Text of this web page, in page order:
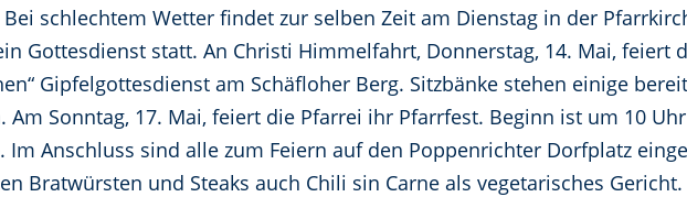
schlechtem Wetter findet zur selben Zeit am Dienstag in der
Gottesdienst statt. An Christi Himmelfahrt, Donnerstag, 14. Mai, feiert
Gipfelgottesdienst am Schäfloher Berg. Sitzbänke stehen einige
Am Sonntag, 17. Mai, feiert die Pfarrei ihr Pfarrfest. Beginn ist um 10
Im Anschluss sind alle zum Feiern auf den Poppenrichter Dorfplatz
Bratwürsten und Steaks auch Chili sin Carne als vegetarisches